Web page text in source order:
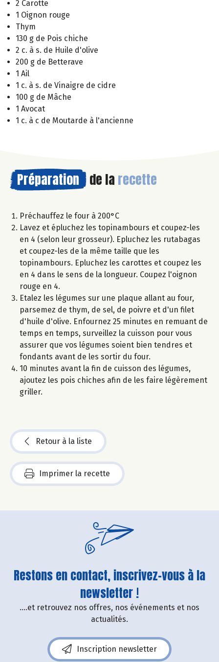
2 Carotte
1 Oignon rouge
Thym
130 g de Pois chiche
2 c. à s. de Huile d'olive
200 g de Betterave
1 Ail
1 c. à s. de Vinaigre de cidre
100 g de Mâche
1 Avocat
1 c. à c de Moutarde à l'ancienne
Préparation de la recette
Préchauffez le four à 200°C
Lavez et épluchez les topinambours et coupez-les
en 4 (selon leur grosseur). Epluchez les rutabagas
et coupez-les de la même taille que les
topinambours. Epluchez les carottes et coupez les
en 4 dans le sens de la longueur. Coupez l'oignon
rouge en 4.
Etalez les légumes sur une plaque allant au four,
parsemez de thym, de sel, de poivre et d'un filet
d'huile d'olive. Enfournez 25 minutes en remuant de
temps en temps, surveillez la cuisson pour vous
assurer que vos légumes soient bien tendres et
fondants avant de les sortir du four.
10 minutes avant la fin de cuisson des légumes,
ajoutez les pois chiches afin de les faire légèrement
griller.
Retour à la liste
Imprimer la recette
Restons en contact, inscrivez-vous à la
newsletter !
....et retrouvez nos offres, nos événements et nos
actualités.
Inscription newsletter